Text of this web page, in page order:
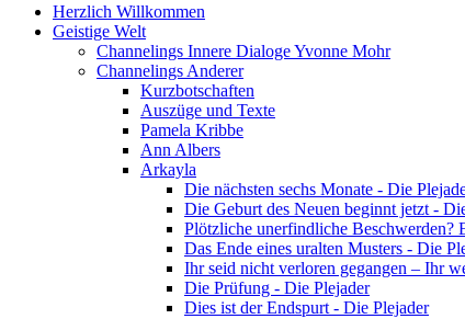
Herzlich Willkommen
Geistige Welt
Channelings Innere Dialoge Yvonne Mohr
Channelings Anderer
Kurzbotschaften
Auszüge und Texte
Pamela Kribbe
Ann Albers
Arkayla
Die nächsten sechs Monate - Die
Die Geburt des Neuen beginnt jetzt -
Plötzliche unerfindliche Beschwerden?
Das Ende eines uralten Musters - Die
Ihr seid nicht verloren gegangen – Ihr
Die Prüfung - Die Plejader
Dies ist der Endspurt - Die Plejader